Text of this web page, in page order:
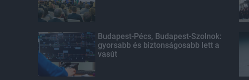
Budapest-Pécs, Budapest-Szolnok:
gyorsabb és biztonságosabb lett a
vasút